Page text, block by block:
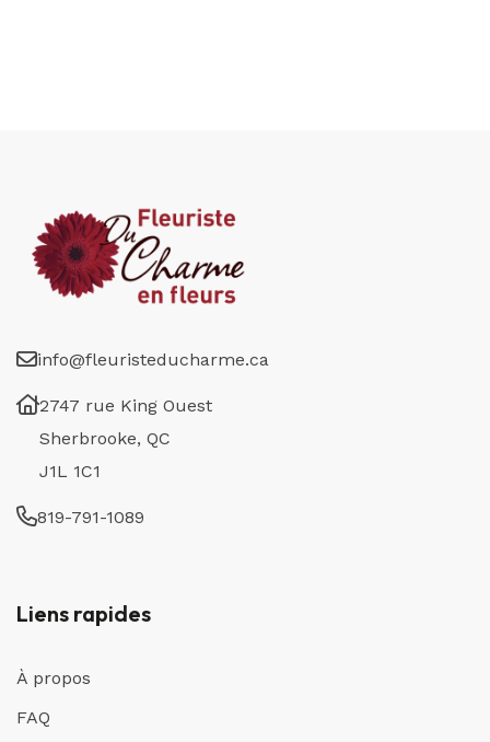
info@fleuristeducharme.ca
2747 rue King Ouest
Sherbrooke, QC
J1L 1C1
819-791-1089
Liens rapides
À propos
FAQ